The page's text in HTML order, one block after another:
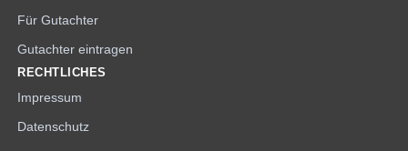
Für Gutachter
Gutachter eintragen
RECHTLICHES
Impressum
Datenschutz